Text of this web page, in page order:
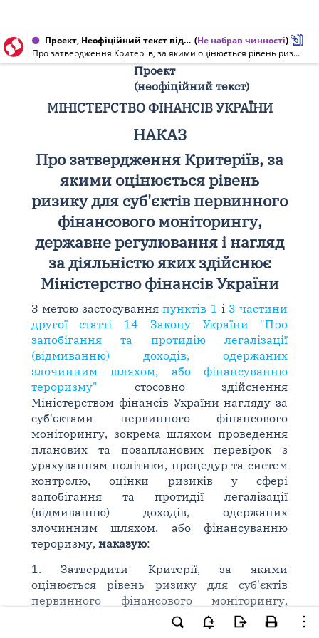
Проект, Неофіційний текст від 22.08.2014 (Не набрав чинності)
Про затвердження Критеріїв, за якими оцінюється рівень ризику для суб'єктів первинного фінансового моніторингу, державне регулювання і нагляд за діяльністю яких здійснює Міністерство фінансів України (неофіційний текст)
Проект
(неофіційний текст)
МІНІСТЕРСТВО ФІНАНСІВ УКРАЇНИ
НАКАЗ
Про затвердження Критеріїв, за
якими оцінюється рівень
ризику для суб'єктів первинного
фінансового моніторингу,
державне регулювання і нагляд
за діяльністю яких здійснює
Міністерство фінансів України
З метою застосуванняпунктів 1 і 3 частини
другої статті 14 Закону України "Про
запобігання та протидію легалізації
(відмиванню) доходів, одержаних
злочинним шляхом, або фінансуванню
тероризму" стосовно здійснення
Міністерством фінансів України нагляду за
суб'єктами первинного фінансового
моніторингу, зокрема шляхом проведення
планових та позапланових перевірок з
урахуванням політики, процедур та систем
контролю, оцінки ризиків у сфері
запобігання та протидії легалізації
(відмиванню) доходів, одержаних
злочинним шляхом, або фінансуванню
тероризму, наказую:
1. Затвердити Критерії, за якими
оцінюється рівень ризику для суб'єктів
первинного фінансового моніторингу,
державне регулювання і нагляд за
діяльністю яких здійснює Міністерство